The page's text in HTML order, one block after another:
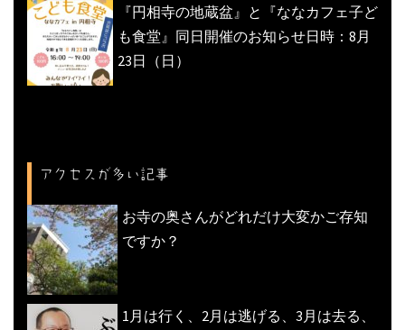
『円相寺の地蔵盆』と『ななカフェ子ど
も食堂』同日開催のお知らせ日時：8月
23日（日）
アクセスが多い記事
お寺の奥さんがどれだけ大変かご存知
ですか？
1月は行く、2月は逃げる、3月は去る、